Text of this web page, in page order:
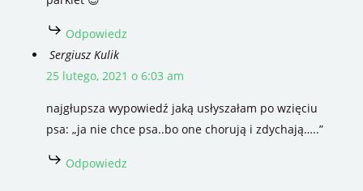
Odpowiedz
Sergiusz Kulik
25 lutego, 2021 o 6:03 am
najgłupsza wypowiedź jaką usłyszałam po wzięciu
psa: „ja nie chce psa..bo one chorują i zdychają…..”
Odpowiedz